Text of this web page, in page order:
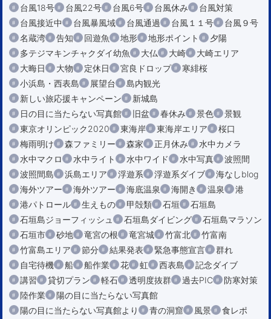
台風18号
台風22号 台風6号 台風休み
台風対策
台風接近中
台風暴風域 台風通過 台風１１号
台風９号
名蔵湾
告知 回遊魚 地形 地形ポイント
夕陽
多テジマキンチャクダイ幼魚
大仏 大崎
大崎エリア
大晦日
大物 定休日 宮良ドロップ
寒緋桜
小浜島・西表島
展望台
島内観光
新しい旅応援キャンペーン
新城島
日の目に当たらない写真館
旧盆 春休み 景色
景観
東京オリンピック2020
東海岸 東海岸エリア
桜口
梅雨明け
森ファミリー 森家 正月休み
水中カメラ
水中マクロ
水中ライト 水中ワイド 水中写真
波照間
波照間島
浜島エリア 浮遊系 浮遊系ダイブ
海なしblog
海外ツアー
海外ツアー 海底温泉 海開き 温泉
港
港パトロール
生えもの 甲殻類 石垣
石垣島
石垣島ジョーフィッシュ
石垣島ダイビング
石垣島マラソン
石垣市
砂地 竜宮の根 竜宮城 竹富北
竹富南
竹富島エリア
節分 結果発表 緊急事態宣言
群れ
自宅待機
船 船作業 花 虹 西表島
記念ダイブ
講習
貸切プラン 軽石 透明度抜群 過去PIC
防寒対策
陸作業
陽の目に当たらない写真館
陽の目に当たらない写真館より
青の洞窟 風景
食レポ